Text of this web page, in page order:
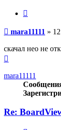
Сообщение
mara11111 »
скачал нео не
началу
mara11111
Re: